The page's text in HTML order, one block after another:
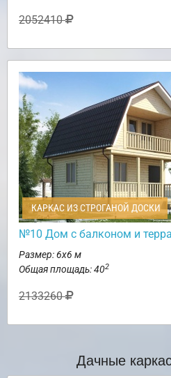
2052410
КАРКАС ИЗ СТРОГАНОЙ ДОСКИ
№10 Дом с балконом и
Размер: 6х6 м
Общая площадь: 402
2133260
Дачные